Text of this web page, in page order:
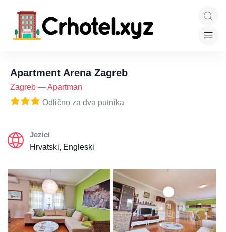
Apartment Arena Zagreb
Zagreb —Apartman
Odlično za dva putnika
Jezici
Hrvatski, Engleski